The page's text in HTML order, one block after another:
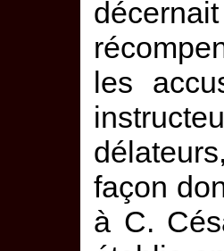
les
façon
à C.